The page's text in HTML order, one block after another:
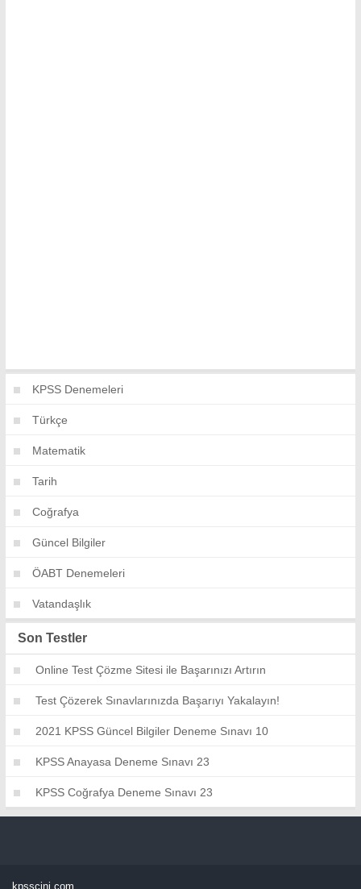
KPSS Denemeleri
Türkçe
Matematik
Tarih
Coğrafya
Güncel Bilgiler
ÖABT Denemeleri
Vatandaşlık
Son Testler
Online Test Çözme Sitesi ile Başarınızı Artırın
Test Çözerek Sınavlarınızda Başarıyı Yakalayın!
2021 KPSS Güncel Bilgiler Deneme Sınavı 10
KPSS Anayasa Deneme Sınavı 23
KPSS Coğrafya Deneme Sınavı 23
kpsscini.com